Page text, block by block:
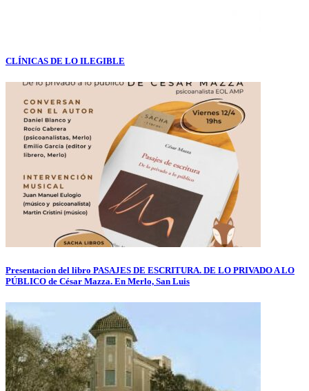
CLÍNICAS DE LO ILEGIBLE
Presentacion del libro PASAJES DE ESCRITURA. DE LO PRIVADO A LO
PÚBLICO de César Mazza. En Merlo, San Luis